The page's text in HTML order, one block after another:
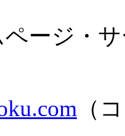
ージ・
（